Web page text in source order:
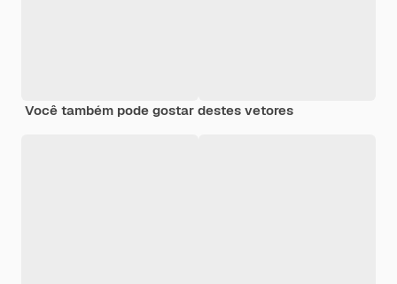
Você também pode gostar destes vetores